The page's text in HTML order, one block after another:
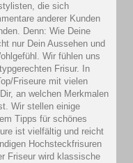
die sich
anderer Kunden
Denn: Wie Deine
nur Dein Aussehen und
Wir fühlen uns
Frisur. In
Friseure mit vielen
an welchen Merkmalen
Wir stellen einige
Tipps für schönes
ist vielfältig und reicht
Hochsteckfrisuren
Friseur wird klassische